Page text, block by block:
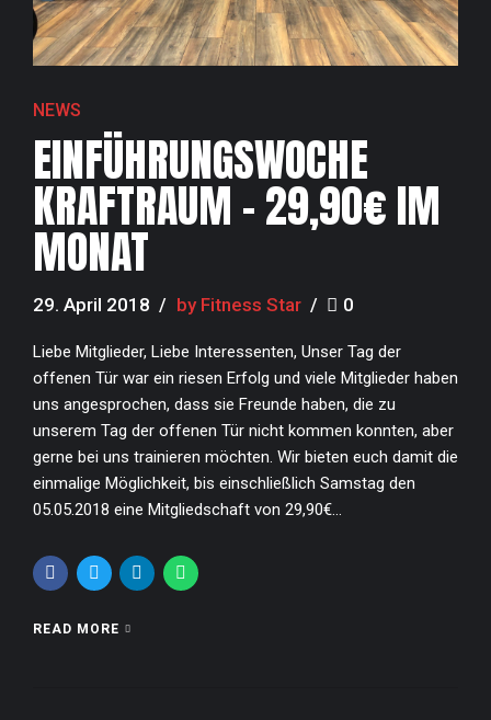
NEWS
EINFÜHRUNGSWOCHE
KRAFTRAUM – 29,90€ IM
MONAT
29. April 2018 by Fitness Star 0
Liebe Mitglieder, Liebe Interessenten, Unser Tag der
offenen Tür war ein riesen Erfolg und viele Mitglieder haben
uns angesprochen, dass sie Freunde haben, die zu
unserem Tag der offenen Tür nicht kommen konnten, aber
gerne bei uns trainieren möchten. Wir bieten euch damit die
einmalige Möglichkeit, bis einschließlich Samstag den
05.05.2018 eine Mitgliedschaft von 29,90€...
READ MORE